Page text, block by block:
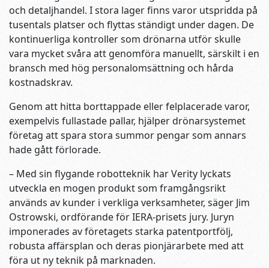
och detaljhandel. I stora lager finns varor utspridda på
tusentals platser och flyttas ständigt under dagen. De
kontinuerliga kontroller som drönarna utför skulle
vara mycket svåra att genomföra manuellt, särskilt i en
bransch med hög personalomsättning och hårda
kostnadskrav.
Genom att hitta borttappade eller felplacerade varor,
exempelvis fullastade pallar, hjälper drönarsystemet
företag att spara stora summor pengar som annars
hade gått förlorade.
– Med sin flygande robotteknik har Verity lyckats
utveckla en mogen produkt som framgångsrikt
används av kunder i verkliga verksamheter, säger Jim
Ostrowski, ordförande för IERA-prisets jury. Juryn
imponerades av företagets starka patentportfölj,
robusta affärsplan och deras pionjärarbete med att
föra ut ny teknik på marknaden.